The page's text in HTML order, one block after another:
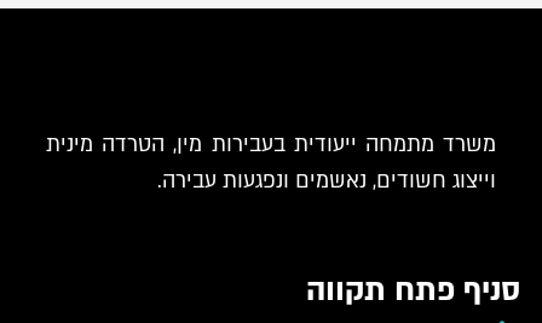
משרד מתמחה ייעודית בעבירות מין, הטרדה מינית
וייצוג חשודים, נאשמים ונפגעות עבירה.
סניף פתח תקווה